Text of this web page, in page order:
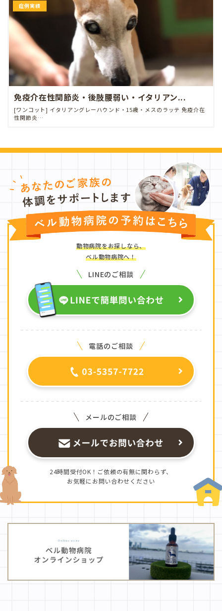
症例実績
免疫介在性関節炎・後肢腰弱い・イタリアン...
[ワンコット] イタリアングレーハウンド・15歳・メスのラッテ 免疫介在
性関節炎…
動物病院をお探しなら、
ベル動物病院へ！
LINEのご相談
電話のご相談
メールのご相談
24時間受付OK！ご依頼の有無に関わらず、
お気軽にお問い合わせください